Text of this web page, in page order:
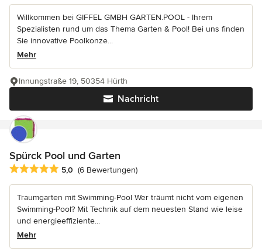
Willkommen bei GIFFEL GMBH GARTEN.POOL - Ihrem
Spezialisten rund um das Thema Garten & Pool! Bei uns finden
Sie innovative Poolkonze...
Mehr
Nachricht
Innungstraße 19, 50354 Hürth
Spürck Pool und Garten
Durchschnittliche Bewertung: 5 von 5 Sternen
5,0 (6 Bewertungen)
Traumgarten mit Swimming-Pool Wer träumt nicht vom eigenen
Swimming-Pool? Mit Technik auf dem neuesten Stand wie leise
und energieeffiziente...
Mehr